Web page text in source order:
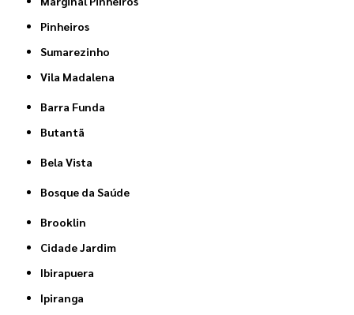
Pinheiros
Sumarezinho
Vila Madalena
Barra Funda
Butantã
Bela Vista
Bosque da Saúde
Brooklin
Cidade Jardim
Ibirapuera
Ipiranga